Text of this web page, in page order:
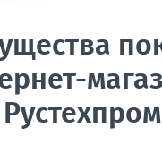
Рустехпром